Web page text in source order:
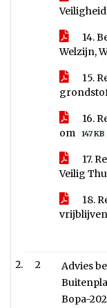
Veiligheid
14.
Welzijn,
15.
16.
om
147 KB
17.
Veilig
18.
2
Advies
Bopa-